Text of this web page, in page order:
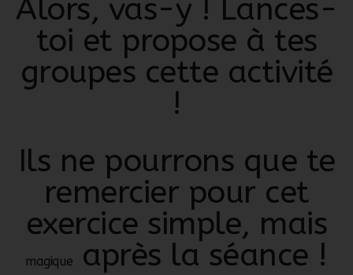
Alors, vas-y ! Lances-
toi et propose à tes
groupes cette activité
!
Ils ne pourrons que te
remercier pour cet
exercice simple, mais
magique après la séance !